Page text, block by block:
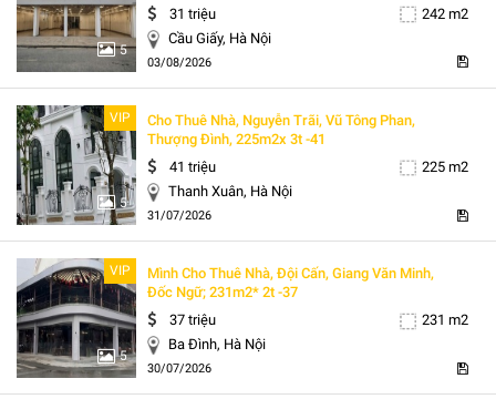
5
31 triệu
242 m2
Cầu Giấy, Hà Nội
03/08/2026
5
VIP
Cho Thuê Nhà, Nguyễn Trãi, Vũ Tông Phan,
Thượng Đình, 225m2x 3t -41
41 triệu
225 m2
Thanh Xuân, Hà Nội
31/07/2026
5
VIP
Mình Cho Thuê Nhà, Đội Cấn, Giang Văn Minh,
Đốc Ngữ; 231m2* 2t -37
37 triệu
231 m2
Ba Đình, Hà Nội
30/07/2026